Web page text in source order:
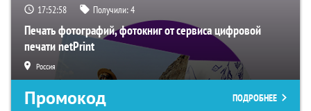
17:52:57 Получили:4
Печать фотографий, фотокниг от сервиса цифровой
печати netPrint
Россия
Промокод ПОДРОБНЕЕ